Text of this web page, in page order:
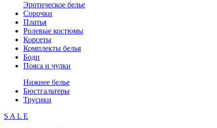
Эротическое белье
Сорочки
Платья
Ролевые костюмы
Корсеты
Комплекты белья
Боди
Пояса и чулки
Нижнее белье
Бюстгальтеры
Трусики
S A L E